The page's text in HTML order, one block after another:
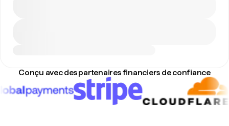
Conçu avec des partenaires financiers de confiance